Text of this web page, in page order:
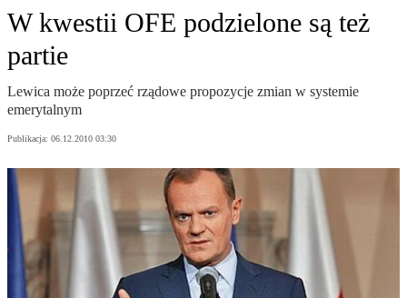
W kwestii OFE podzielone są też
partie
Lewica może poprzeć rządowe propozycje zmian w systemie
emerytalnym
Publikacja: 06.12.2010 03:30